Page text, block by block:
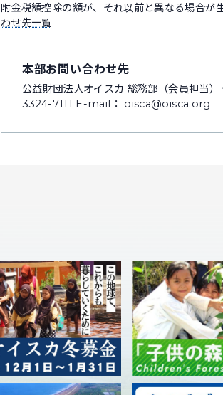
附金税額控除の額が、それ以前と異なる場合が
わせ先一覧
本部お問い合わせ先
公益財団法人オイスカ 総務部（会員担
3324-7111 E-mail： oisca@oisca.org